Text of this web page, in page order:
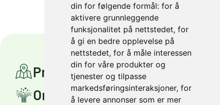
din for følgende formål: for å
aktivere grunnleggende
funksjonalitet på nettstedet, for
å gi en bedre opplevelse på
nettstedet, for å måle interessen
din for våre produkter og
tjenester og tilpasse
markedsføringsinteraksjoner, for
å levere annonser som er mer
Prosjekter
Om Miljøpakken